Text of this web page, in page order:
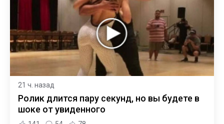
21 ч. назад
Ролик длится пару секунд, но вы будете в
шоке от увиденного